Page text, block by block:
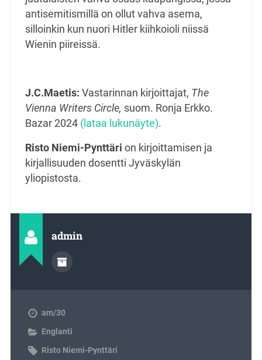
antisemitismillä on ollut vahva asema,
silloinkin kun nuori Hitler kiihkoioli niissä
Wienin piireissä.
J.C.Maetis: Vastarinnan kirjoittajat, The
Vienna Writers Circle, suom. Ronja Erkko.
Bazar 2024 (lataa lukunäyte).
Risto Niemi-Pynttäri on kirjoittamisen ja
kirjallisuuden dosentti Jyväskylän
yliopistosta.
admin
am/30
Englanti
Risto Niemi-Pynttäri